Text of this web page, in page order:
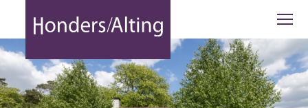
Top Naeffdreef 21 - Honders Alting